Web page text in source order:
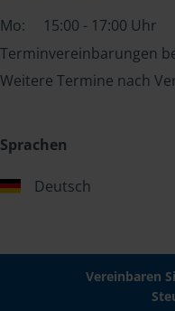
Mo:
15:00 - 17:00 Uhr
Terminvereinbarungen
Weitere Termine nach
Sprachen
Deutsch
Vereinbaren